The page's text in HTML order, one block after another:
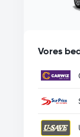
Vores